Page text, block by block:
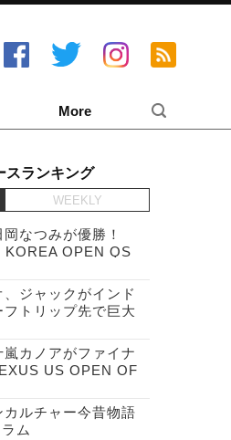
More
スランキング
WEEKLY
なつみが優勝！
KOREA OPEN QS
、ジャックがインド
フトリップ先で巨大
嵐カノアがファイナ
US OPEN OF
カルチャー今昔物語
ム